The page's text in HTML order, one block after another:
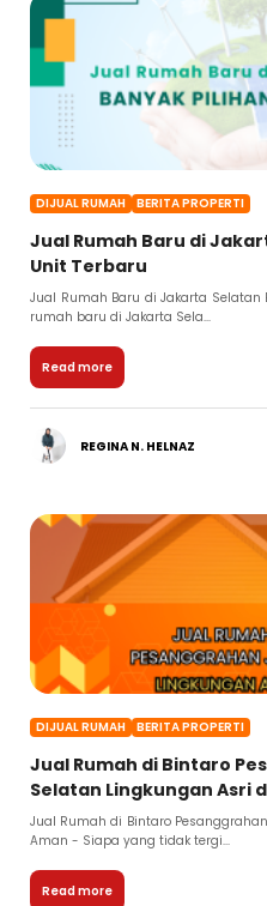
DIJUAL RUMAH BERITA PROPERTI
Jual Rumah Baru di
Unit Terbaru
Jual Rumah Baru di Jakarta Selatan
rumah baru di Jakarta Sela...
Read more
REGINA N. HELNAZ
DIJUAL RUMAH BERITA PROPERTI
Jual Rumah di Bintaro
Selatan Lingkungan Asri
Jual Rumah di Bintaro
Aman - Siapa yang tidak tergi...
Read more